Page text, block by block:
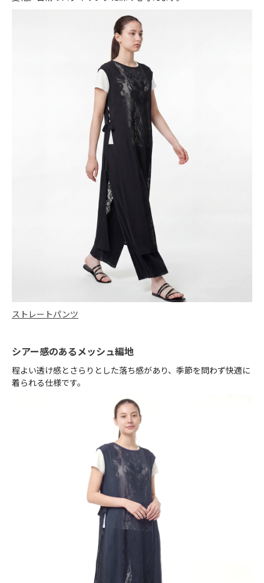
ストレートパンツ
シアー感のあるメッシュ編地
程よい透け感とさらりとした落ち感があり、季節を問わず快適に
着られる仕様です。